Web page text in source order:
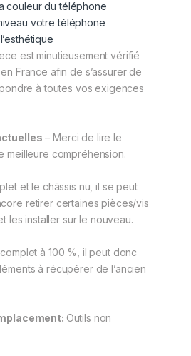
couleur du téléphone
votre téléphone
est minutieusement vérifié
France afin de s’assurer de
à toutes vos exigences
– Merci de lire le
meilleure compréhension.
et le châssis nu, il se peut
retirer certaines pièces/vis
les installer sur le nouveau.
à 100 %, il peut donc
à récupérer de l’ancien
Outils non